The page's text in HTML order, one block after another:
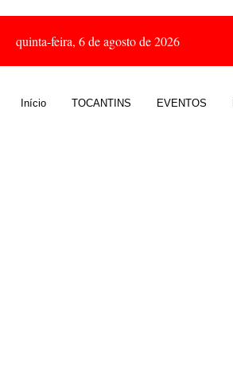
quinta-feira, 6 de agosto de 2026
Início TOCANTINS EVENTOS